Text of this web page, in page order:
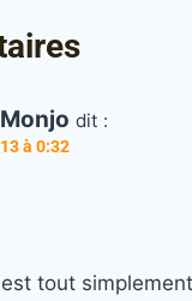
dit :
à 0:32
tout